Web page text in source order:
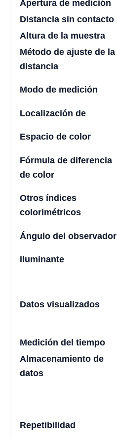
Apertura de medición
Distancia sin contacto
Altura de la muestra
Método de ajuste de la
distancia
Modo de medición
Localización de
Espacio de color
Fórmula de diferencia
de color
Otros índices
colorimétricos
Ángulo del observador
Iluminante
Datos visualizados
Medición del tiempo
Almacenamiento de
datos
Repetibilidad